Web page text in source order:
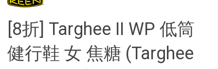
[8折] Targhee II WP 低筒
健行鞋 女 焦糖 (Targhee